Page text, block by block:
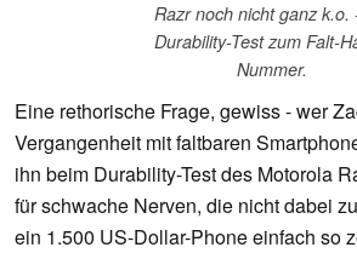
Razr noch nicht ganz k.o.
Durability-Test zum Falt-
Nummer.
Eine rethorische Frage, gewiss - wer
Vergangenheit mit faltbaren
ihn beim Durability-Test des Motorola
für schwache Nerven, die nicht dabei
ein 1.500 US-Dollar-Phone einfach so